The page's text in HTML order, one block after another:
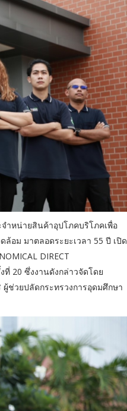
ำหน่ายสินค้าอุปโภคบริโภคเพื่อ
อม มาตลอดระยะเวลา 55 ปี เปิด
DIRECT
งที่ 20 ซึ่งงานดังกล่าวจัดโดย
ช่วยปลัดกระทรวงการอุดมศึกษา